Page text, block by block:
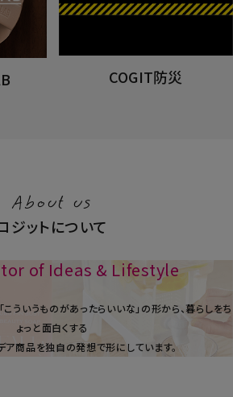
COGIT防災
About us
ジットについて
of Ideas & Lifestyle
ういうものがあったらいいな」の形から、暮らしをち
ょっと面白くする
ア商品を独自の発想で形にしています。